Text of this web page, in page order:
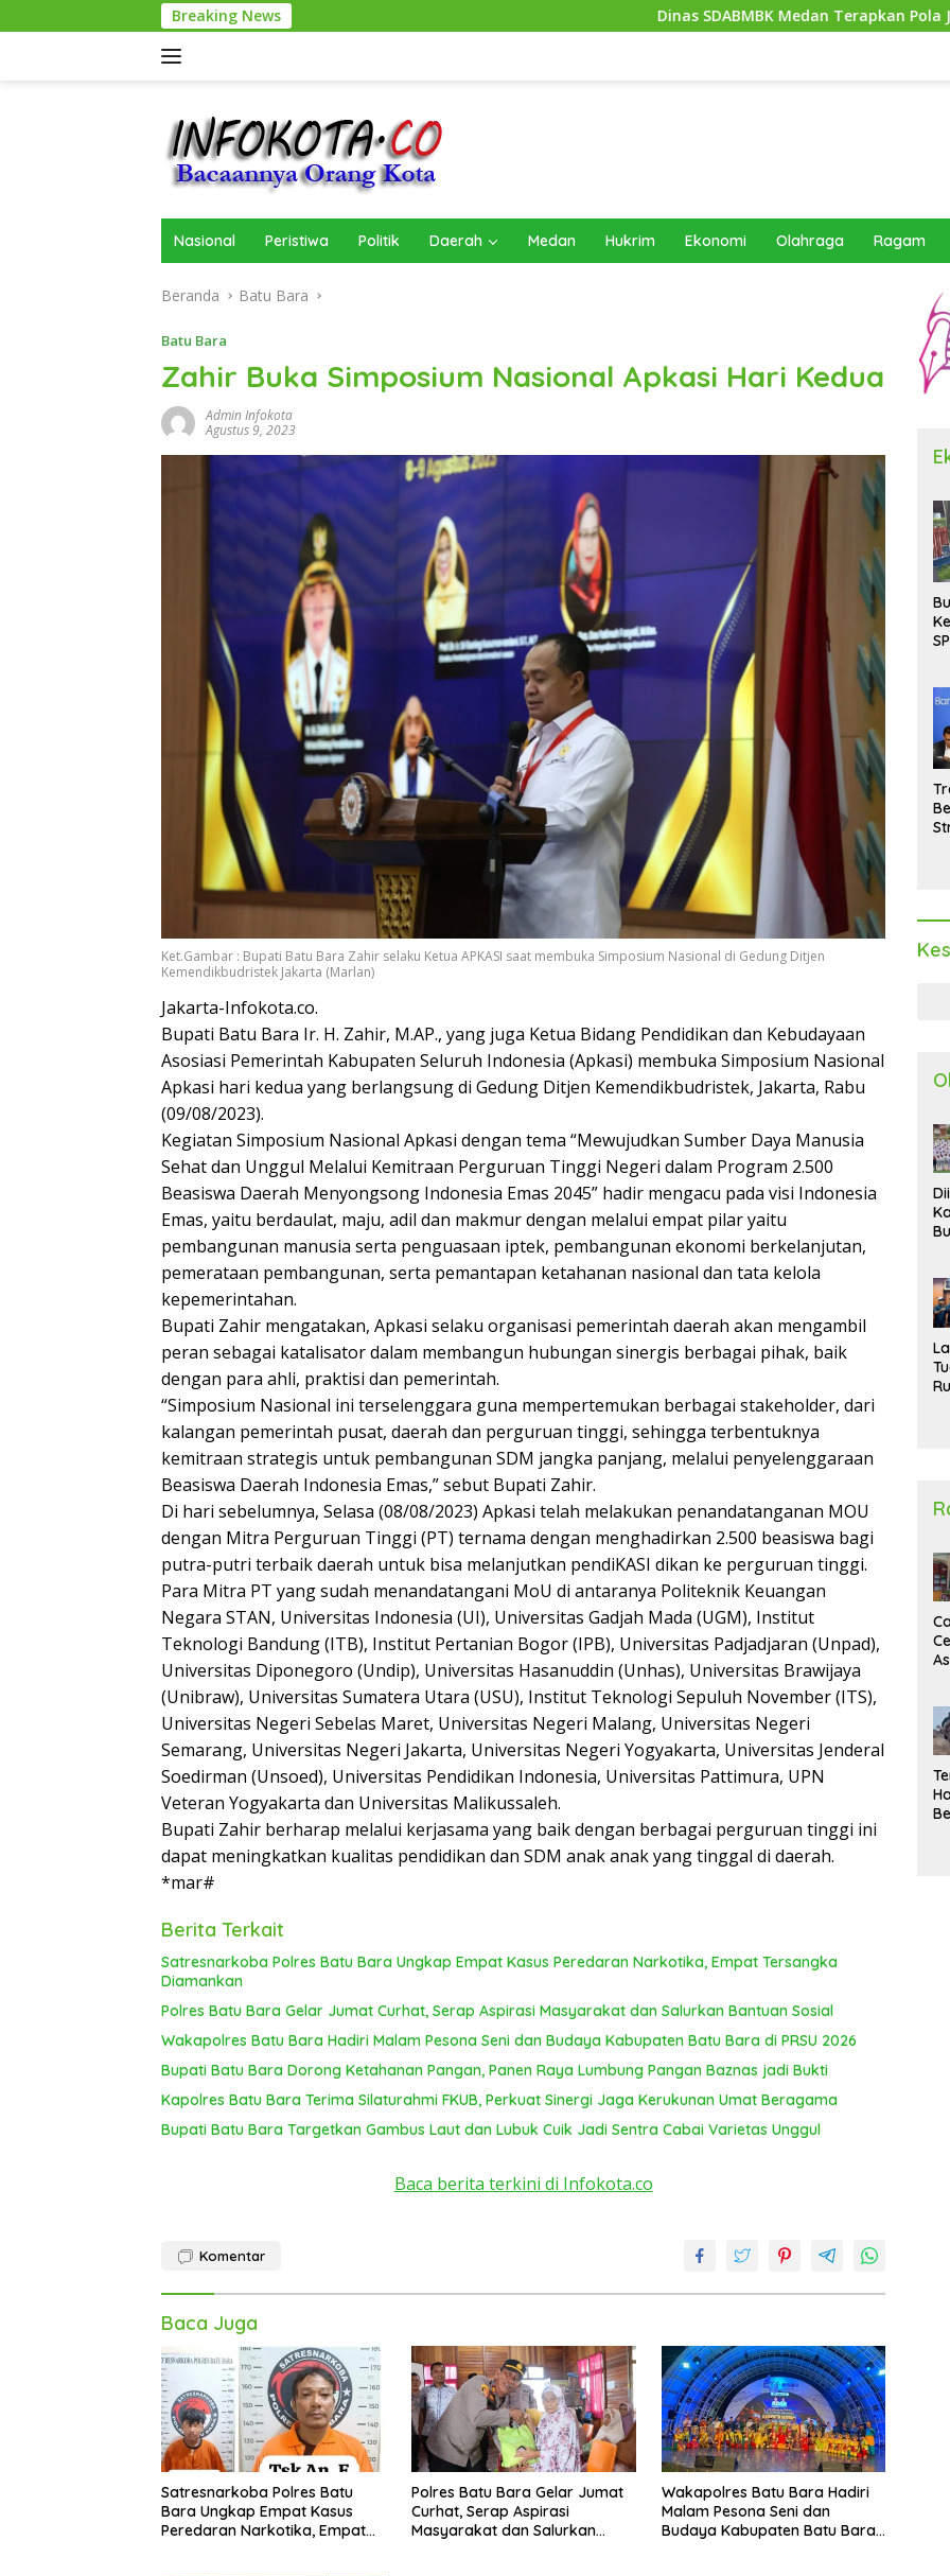
ke
Breaking News Dinas SDABMBK Medan Terapkan Pola Jemput Bola,
Nasional Peristiwa Politik Daerah Medan Hukrim Ekonomi Olahraga Ragam
Beranda Batu Bara
Batu Bara
Zahir Buka Simposium Nasional Apkasi Hari Kedua
Admin Infokota
Agustus 9, 2023
Ket.Gambar : Bupati Batu Bara Zahir selaku Ketua APKASI saat membuka Simposium Nasional di Gedung Ditjen
Kemendikbudristek Jakarta (Marlan)
Jakarta-Infokota.co.
Bupati Batu Bara Ir. H. Zahir, M.AP., yang juga Ketua Bidang Pendidikan dan Kebudayaan
Asosiasi Pemerintah Kabupaten Seluruh Indonesia (Apkasi) membuka Simposium Nasional
Apkasi hari kedua yang berlangsung di Gedung Ditjen Kemendikbudristek, Jakarta, Rabu
(09/08/2023).
Kegiatan Simposium Nasional Apkasi dengan tema “Mewujudkan Sumber Daya Manusia
Sehat dan Unggul Melalui Kemitraan Perguruan Tinggi Negeri dalam Program 2.500
Beasiswa Daerah Menyongsong Indonesia Emas 2045” hadir mengacu pada visi Indonesia
Emas, yaitu berdaulat, maju, adil dan makmur dengan melalui empat pilar yaitu
pembangunan manusia serta penguasaan iptek, pembangunan ekonomi berkelanjutan,
pemerataan pembangunan, serta pemantapan ketahanan nasional dan tata kelola
kepemerintahan.
Bupati Zahir mengatakan, Apkasi selaku organisasi pemerintah daerah akan mengambil
peran sebagai katalisator dalam membangun hubungan sinergis berbagai pihak, baik
dengan para ahli, praktisi dan pemerintah.
“Simposium Nasional ini terselenggara guna mempertemukan berbagai stakeholder, dari
kalangan pemerintah pusat, daerah dan perguruan tinggi, sehingga terbentuknya
kemitraan strategis untuk pembangunan SDM jangka panjang, melalui penyelenggaraan
Beasiswa Daerah Indonesia Emas,” sebut Bupati Zahir.
Di hari sebelumnya, Selasa (08/08/2023) Apkasi telah melakukan penandatanganan MOU
dengan Mitra Perguruan Tinggi (PT) ternama dengan menghadirkan 2.500 beasiswa bagi
putra-putri terbaik daerah untuk bisa melanjutkan pendiKASI dikan ke perguruan tinggi.
Para Mitra PT yang sudah menandatangani MoU di antaranya Politeknik Keuangan
Negara STAN, Universitas Indonesia (UI), Universitas Gadjah Mada (UGM), Institut
Teknologi Bandung (ITB), Institut Pertanian Bogor (IPB), Universitas Padjadjaran (Unpad),
Universitas Diponegoro (Undip), Universitas Hasanuddin (Unhas), Universitas Brawijaya
(Unibraw), Universitas Sumatera Utara (USU), Institut Teknologi Sepuluh November (ITS),
Universitas Negeri Sebelas Maret, Universitas Negeri Malang, Universitas Negeri
Semarang, Universitas Negeri Jakarta, Universitas Negeri Yogyakarta, Universitas Jenderal
Soedirman (Unsoed), Universitas Pendidikan Indonesia, Universitas Pattimura, UPN
Veteran Yogyakarta dan Universitas Malikussaleh.
Bupati Zahir berharap melalui kerjasama yang baik dengan berbagai perguruan tinggi ini
dapat meningkatkan kualitas pendidikan dan SDM anak anak yang tinggal di daerah.
*mar#
Berita Terkait
Satresnarkoba Polres Batu Bara Ungkap Empat Kasus Peredaran Narkotika, Empat Tersangka
Diamankan
Polres Batu Bara Gelar Jumat Curhat, Serap Aspirasi Masyarakat dan Salurkan Bantuan Sosial
Wakapolres Batu Bara Hadiri Malam Pesona Seni dan Budaya Kabupaten Batu Bara di PRSU 2026
Bupati Batu Bara Dorong Ketahanan Pangan, Panen Raya Lumbung Pangan Baznas jadi Bukti
Kapolres Batu Bara Terima Silaturahmi FKUB, Perkuat Sinergi Jaga Kerukunan Umat Beragama
Bupati Batu Bara Targetkan Gambus Laut dan Lubuk Cuik Jadi Sentra Cabai Varietas Unggul
Baca berita terkini di Infokota.co
Komentar
Baca Juga
Satresnarkoba Polres Batu
Bara Ungkap Empat Kasus
Peredaran Narkotika, Empat
Polres Batu Bara Gelar Jumat
Curhat, Serap Aspirasi
Masyarakat dan Salurkan
Wakapolres Batu Bara Hadiri
Malam Pesona Seni dan
Budaya Kabupaten Batu Bara